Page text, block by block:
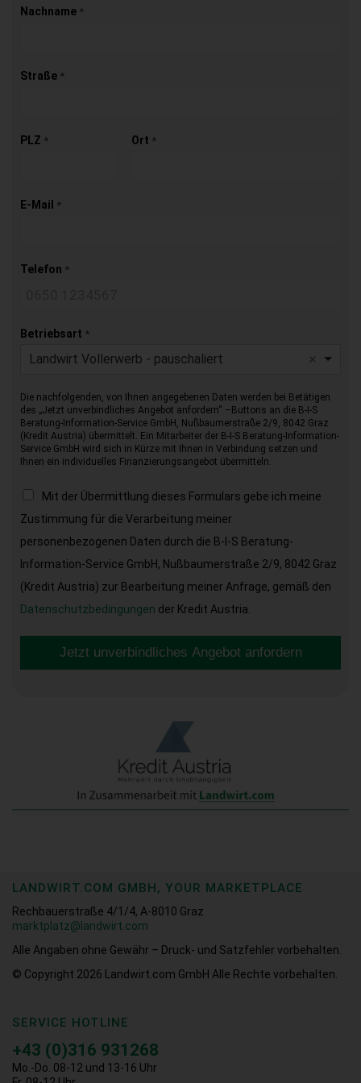
Nachname *
Straße *
PLZ * Ort *
E-Mail *
Telefon *
Betriebsart *
Landwirt Vollerwerb - pauschaliert
Die nachfolgenden, von Ihnen angegebenen Daten werden bei Betätigen
des „Jetzt unverbindliches Angebot anfordern“ –Buttons an die B-I-S
Beratung-Information-Service GmbH, Nußbaumerstraße 2/9, 8042 Graz
(Kredit Austria) übermittelt. Ein Mitarbeiter der B-I-S Beratung-Information-
Service GmbH wird sich in Kürze mit Ihnen in Verbindung setzen und
Ihnen ein individuelles Finanzierungsangebot übermitteln.
Mit der Übermittlung dieses Formulars gebe ich meine
Zustimmung für die Verarbeitung meiner
personenbezogenen Daten durch die B-I-S Beratung-
Information-Service GmbH, Nußbaumerstraße 2/9, 8042 Graz
(Kredit Austria) zur Bearbeitung meiner Anfrage, gemäß den
Datenschutzbedingungen der Kredit Austria.
Jetzt unverbindliches Angebot anfordern
LANDWIRT.COM GMBH, YOUR MARKETPLACE
Rechbauerstraße 4/1/4, A-8010 Graz
marktplatz@landwirt.com
Alle Angaben ohne Gewähr – Druck- und Satzfehler vorbehalten.
© Copyright 2026 Landwirt.com GmbH Alle Rechte vorbehalten.
SERVICE HOTLINE
+43 (0)316 931268
Mo.-Do. 08-12 und 13-16 Uhr